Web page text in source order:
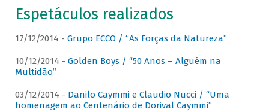
Espetáculos realizados
17/12/2014 - Grupo ECCO / “As Forças da Natureza”
10/12/2014 - Golden Boys / “50 Anos – Alguém na
Multidão”
03/12/2014 - Danilo Caymmi e Claudio Nucci / “Uma
homenagem ao Centenário de Dorival Caymmi”